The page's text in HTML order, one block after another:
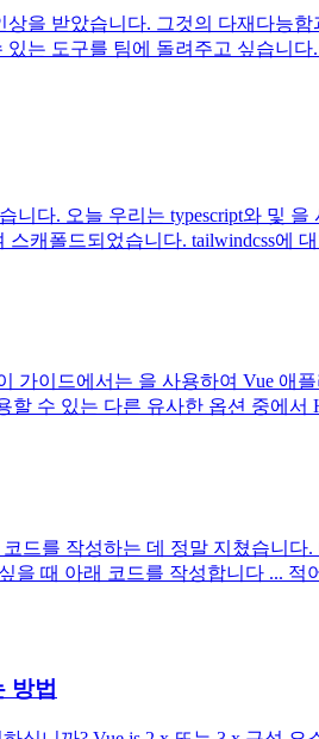
을 받았습니다. 그것의 다재다능
는 도구를 팀에 돌려주고 싶습니
다. 오늘 우리는 typescript와 및
캐폴드되었습니다. tailwindcss에
가이드에서는 을 사용하여 Vue
수 있는 다른 유사한 옵션 중에
드를 작성하는 데 정말 지쳤습니
을 때 아래 코드를 작성합니다 ...
방법